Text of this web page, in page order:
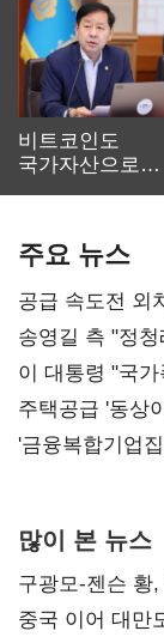
비트코인도
국가자산으로…'
주요 뉴스
공급 속도전 외
리모델링' 제안
송영길 측 "정
총선 지휘 못해"
이 대통령 "국
진실 밝혀야"
주택공급 '동상
'금융복합기업
많이 본 뉴스
구광모-젠슨 황
중국 이어 대만